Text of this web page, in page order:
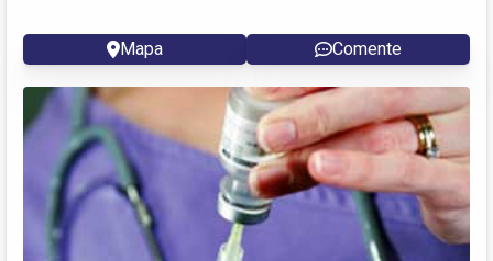
Mapa Comente